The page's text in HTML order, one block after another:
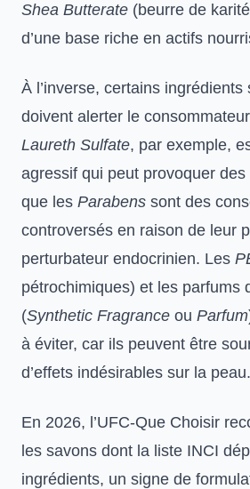
Shea Butterate (beurre de
d’une base riche en actifs
À l’inverse, certains ingrédients
doivent alerter le
Laureth Sulfate, par exemple,
agressif qui peut provoquer
que les Parabens sont des
controversés en raison de leur
perturbateur endocrinien. Les
pétrochimiques) et les parfums
(Synthetic Fragrance ou Parfum
à éviter, car ils peuvent être
d’effets indésirables sur la peau.
En 2026, l’UFC-Que Choisir
les savons dont la liste INCI
ingrédients, un signe de